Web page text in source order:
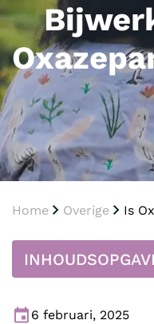
Home Overige Is
6 februari, 2025